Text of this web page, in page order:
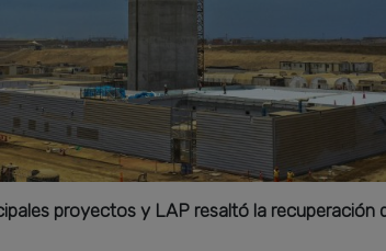
proyectos y LAP resaltó la recuperación